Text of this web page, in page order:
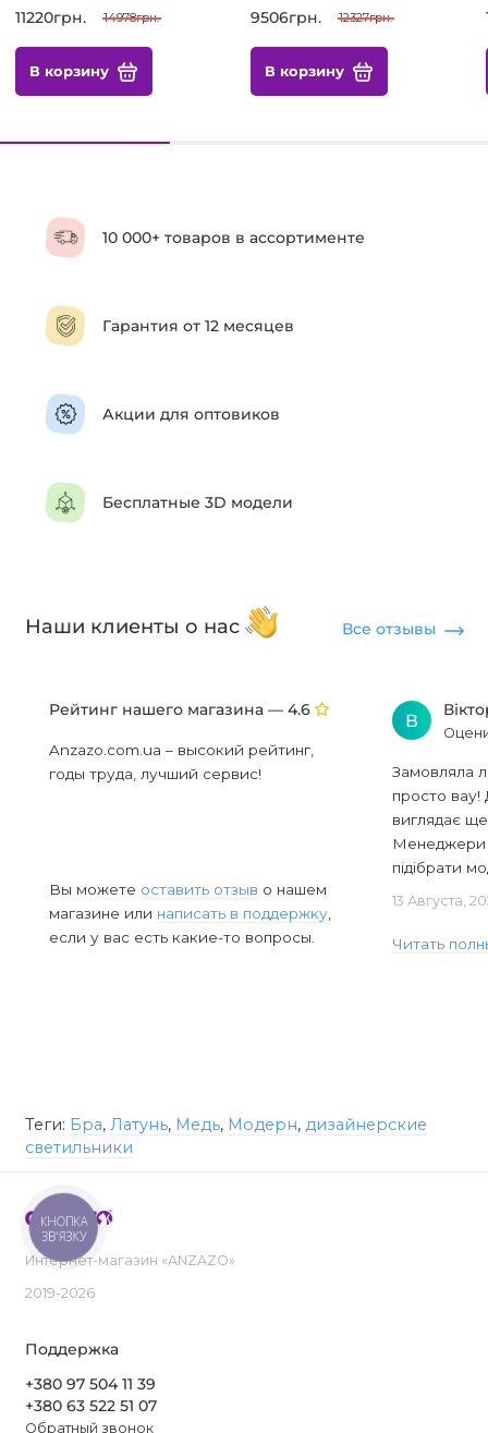
11220грн. 14978грн.
В корзину
9506грн. 12327грн.
В корзину
10 000+ товаров в ассортименте
Гарантия от 12 месяцев
Акции для оптовиков
Бесплатные 3D модели
Наши клиенты о нас Все отзывы
Рейтинг нашего магазина — 4.6
Anzazo.com.ua – высокий рейтинг,
годы труда, лучший сервис!
Вы можете оставить отзыв о нашем
магазине или написать в поддержку
если у вас есть какие-то вопросы.
В
Замовляла
просто вау!
виглядає
Менеджери
підібрати
13 Августа,
Читать
Теги: Бра, Латунь, Медь, Модерн, дизайнерские
светильники
Интернет-магазин «ANZAZO»
2019-2026
Поддержка
+380 97 504 11 39
+380 63 522 51 07
Обратный звонок
КНОПКА
ЗВ'ЯЗКУ